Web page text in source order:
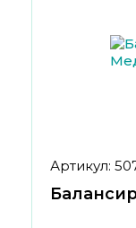
Артикул: